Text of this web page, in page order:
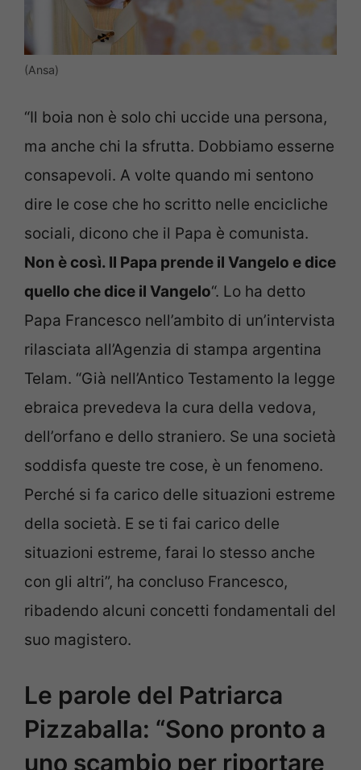
(Ansa)
“Il boia non è solo chi uccide una persona,
ma anche chi la sfrutta. Dobbiamo esserne
consapevoli. A volte quando mi sentono
dire le cose che ho scritto nelle encicliche
sociali, dicono che il Papa è comunista.
Non è così. Il Papa prende il Vangelo e dice
quello che dice il Vangelo“. Lo ha detto
Papa Francesco nell’ambito di un’intervista
rilasciata all’Agenzia di stampa argentina
Telam. “Già nell’Antico Testamento la legge
ebraica prevedeva la cura della vedova,
dell’orfano e dello straniero. Se una società
soddisfa queste tre cose, è un fenomeno.
Perché si fa carico delle situazioni estreme
della società. E se ti fai carico delle
situazioni estreme, farai lo stesso anche
con gli altri”, ha concluso Francesco,
ribadendo alcuni concetti fondamentali del
suo magistero.
Le parole del Patriarca
Pizzaballa: “Sono pronto a
uno scambio per riportare